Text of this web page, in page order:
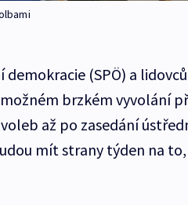
(SPÖ) a lidovců
brzkém vyvolání
až po zasedání
mít strany týden na